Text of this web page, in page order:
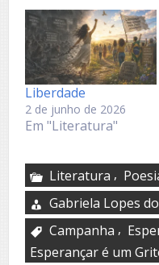
Liberdade
2 de junho de 2026
Em "Literatura"
Literatura ,
Gabriela Lopes
Campanha ,
Esperançar é um